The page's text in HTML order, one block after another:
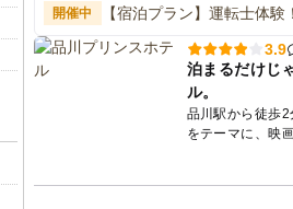
開催中 【宿泊プラン】運転士体
3.9
泊まるだけじ
ル。
品川駅から徒歩
をテーマに、映